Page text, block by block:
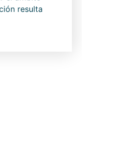
resulta